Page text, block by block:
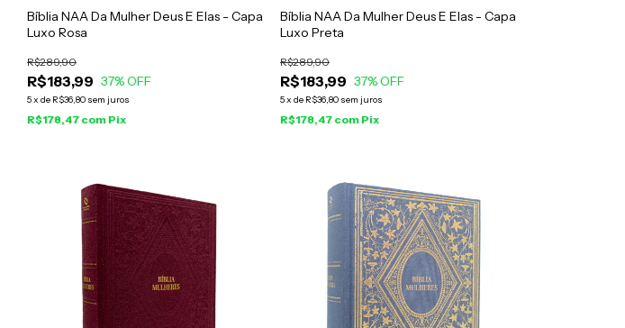
Bíblia NAA Da Mulher Deus E Elas - Capa
Luxo Rosa
R$183,99
R$289,90
37% OFF
5x de R$36,80 sem juros
R$178,47 com Pix
Bíblia NAA Da Mulher Deus E Elas - Capa
Luxo Preta
R$183,99
R$289,90
37% OFF
5x de R$36,80 sem juros
R$178,47 com Pix